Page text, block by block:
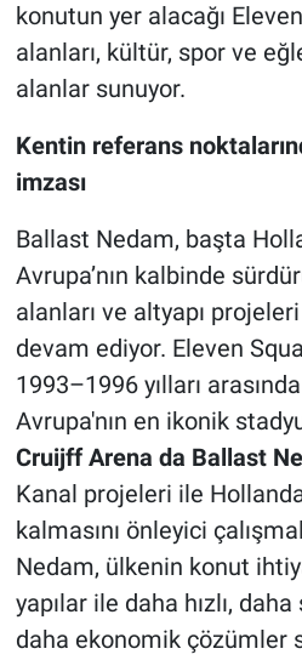
konutun yer alacağı
alanları, kültür, spor ve
alanlar sunuyor.
Kentin referans
imzası
Ballast Nedam, başta
Avrupa’nın kalbinde
alanları ve altyapı
devam ediyor. Eleven
1993–1996 yılları
Avrupa'nın en ikonik
Cruijff Arena da Ballast
Kanal projeleri ile
kalmasını önleyici
Nedam, ülkenin konut
yapılar ile daha hızlı,
daha ekonomik çözümler